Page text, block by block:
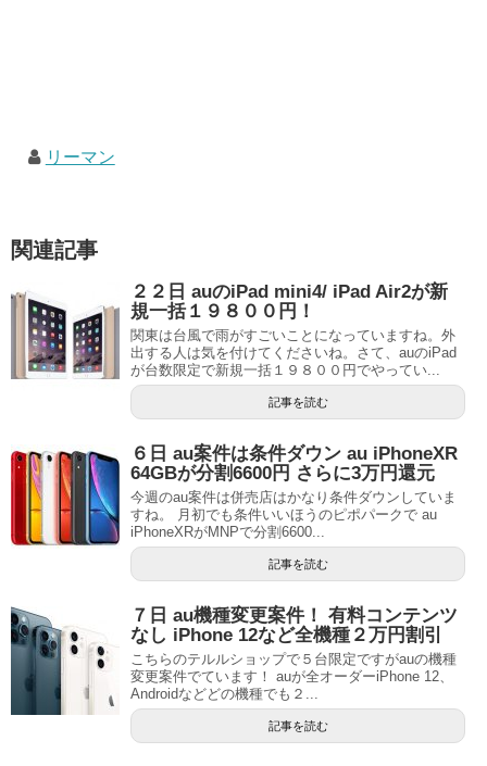
リーマン
関連記事
２２日 auのiPad mini4/ iPad Air2が新
規一括１９８００円！
関東は台風で雨がすごいことになっていますね。外
出する人は気を付けてくださいね。さて、auのiPad
が台数限定で新規一括１９８００円でやってい...
記事を読む
６日 au案件は条件ダウン au iPhoneXR
64GBが分割6600円 さらに3万円還元
今週のau案件は併売店はかなり条件ダウンしていま
すね。 月初でも条件いいほうのピポパークで au
iPhoneXRがMNPで分割6600...
記事を読む
７日 au機種変更案件！ 有料コンテンツ
なし iPhone 12など全機種２万円割引
こちらのテルルショップで５台限定ですがauの機種
変更案件でています！ auが全オーダーiPhone 12、
Androidなどどの機種でも２...
記事を読む